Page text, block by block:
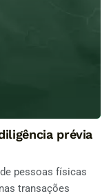
prévia
pessoas físicas
transações